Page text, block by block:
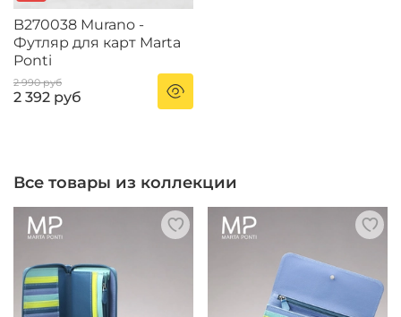
B270038 Murano -
Футляр для карт Marta
Ponti
2 990 руб
2 392 руб
Все товары из коллекции